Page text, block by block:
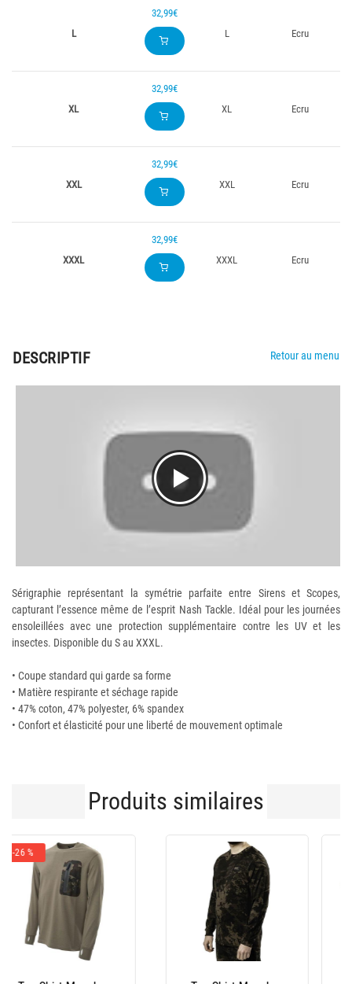
L
32,99€
L
Ecru
XL
32,99€
XL
Ecru
XXL
32,99€
XXL
Ecru
XXXL
32,99€
XXXL
Ecru
DESCRIPTIF Retour au menu
Sérigraphie représentant la symétrie parfaite entre Sirens et Scopes,
capturant l’essence même de l’esprit Nash Tackle. Idéal pour les journées
ensoleillées avec une protection supplémentaire contre les UV et les
insectes. Disponible du S au XXXL.
• Coupe standard qui garde sa forme
• Matière respirante et séchage rapide
• 47% coton, 47% polyester, 6% spandex
• Confort et élasticité pour une liberté de mouvement optimale
Produits similaires